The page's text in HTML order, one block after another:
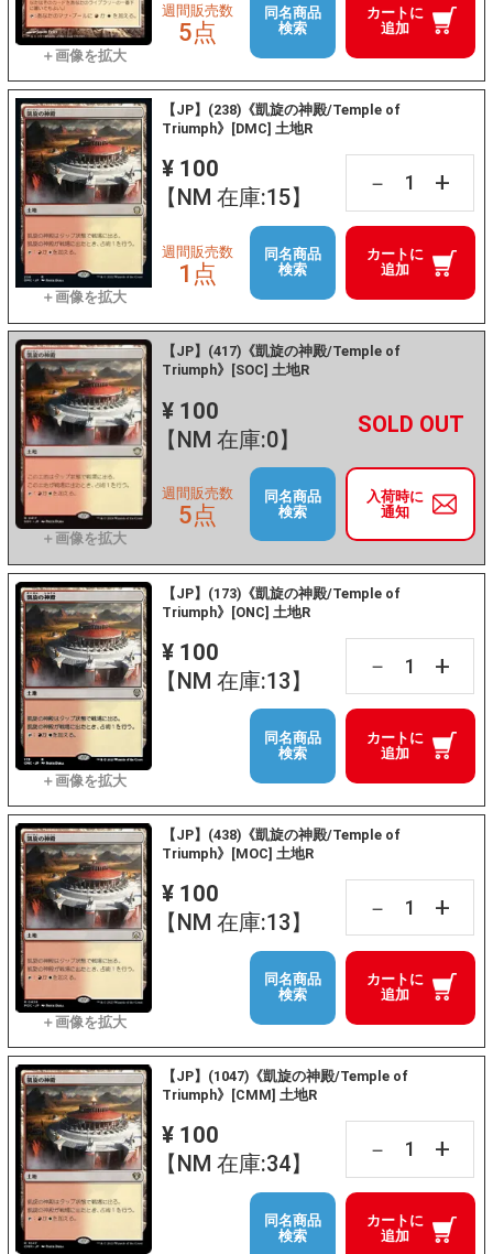
カートに
追加
週間販売数
5点
同名商品
検索
【JP】(238)《凱旋の神殿/Temple of
Triumph》[DMC] 土地R
¥ 100
【NM 在庫:15】
－ +
カートに
追加
週間販売数
1点
同名商品
検索
【JP】(417)《凱旋の神殿/Temple of
Triumph》[SOC] 土地R
¥ 100
【NM 在庫:0】
－ +
入荷時に
通知
週間販売数
5点
同名商品
検索
【JP】(173)《凱旋の神殿/Temple of
Triumph》[ONC] 土地R
¥ 100
【NM 在庫:13】
－ +
カートに
追加
同名商品
検索
【JP】(438)《凱旋の神殿/Temple of
Triumph》[MOC] 土地R
¥ 100
【NM 在庫:13】
－ +
カートに
追加
同名商品
検索
【JP】(1047)《凱旋の神殿/Temple of
Triumph》[CMM] 土地R
¥ 100
【NM 在庫:34】
－ +
カートに
追加
同名商品
検索